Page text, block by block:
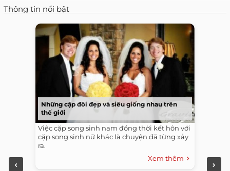
Thông tin nổi bật
Những cặp đôi đẹp và siêu giống nhau trên
thế giới
Việc cặp song sinh nam đồng thời kết hôn với
cặp song sinh nữ khác là chuyện đã từng xảy
ra.
Xem thêm